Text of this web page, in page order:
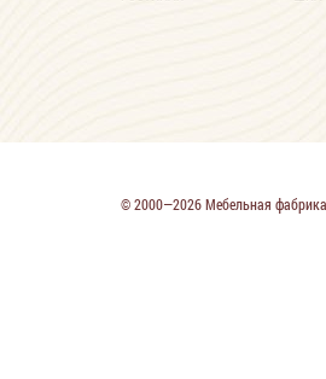
© 2000—2026 Мебельная